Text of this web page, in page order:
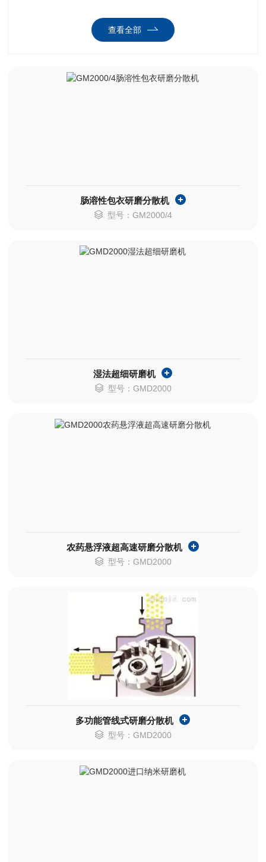
查看全部
肠溶性包衣研磨分散机
型号：GM2000/4
湿法超细研磨机
型号：GMD2000
农药悬浮液超高速研磨分散机
型号：GMD2000
多功能管线式研磨分散机
型号：GMD2000